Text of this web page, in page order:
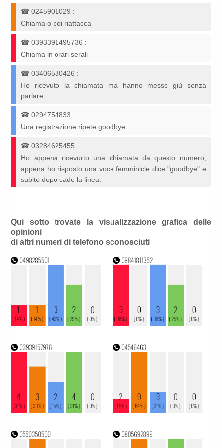
☎0245901029 :
Chiama o poi riattacca
☎0393391495736 :
Chiama in orari serali
☎03406530426 :
Ho ricevuto la chiamata ma hanno messo giù senza
parlare
☎0294754833 :
Una registrazione ripete goodbye
☎03284625455 :
Ho appena ricevurto una chiamata da questo numero,
appena ho risposto una voce femminicle dice "goodbye" e
subito dopo cade la linea.
Qui sotto trovate la visualizzazione grafica delle
opinioni
di altri numeri di telefono sconosciuti